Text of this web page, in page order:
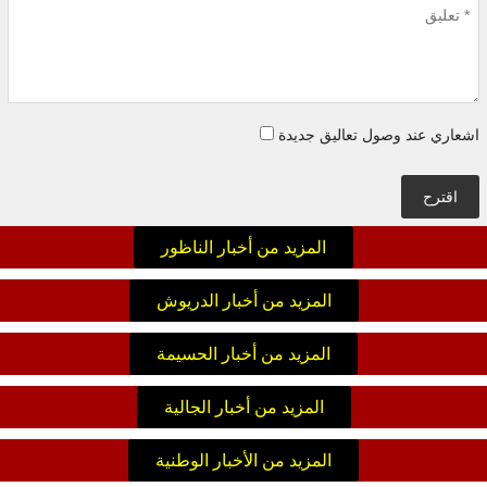
اشعاري عند وصول تعاليق جديدة
اقترح
المزيد من أخبار الناظور
المزيد من أخبار الدريوش
المزيد من أخبار الحسيمة
المزيد من أخبار الجالية
المزيد من الأخبار الوطنية